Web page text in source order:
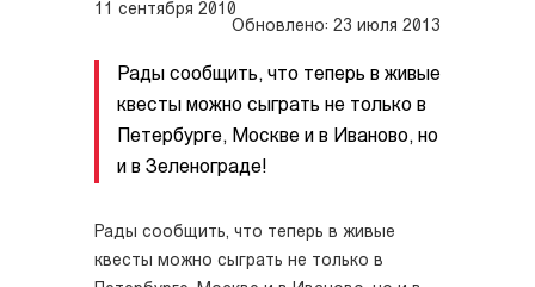
11 сентября 2010
Обновлено: 23 июля 2013
Рады сообщить, что теперь в живые
квесты можно сыграть не только в
Петербурге, Москве и в Иваново, но
и в Зеленограде!
Рады сообщить, что теперь в живые
квесты можно сыграть не только в